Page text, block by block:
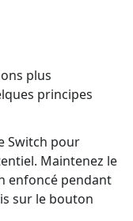
plus
principes
Switch pour
Maintenez le
enfoncé pendant
sur le bouton